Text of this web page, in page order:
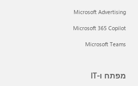
Microsoft Advertising
Microsoft 365 Copilot
Microsoft Teams
מפתח ו-IT